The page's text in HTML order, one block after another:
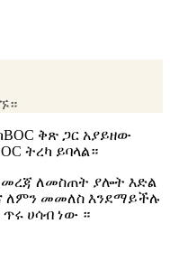
ቅጽ ጋር አያይዘው
ትረካ ይባላል።
መረጃ ለመስጠት ያሎት እድል
ለምን መመለስ እንደማይችሉ
ሀሳብ ነው ።